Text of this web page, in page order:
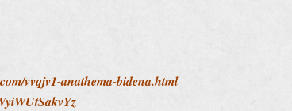
vvqjv1-anathema-bidena.html